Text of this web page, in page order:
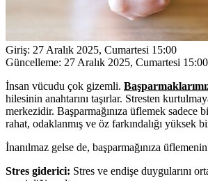
Giriş: 27 Aralık 2025, Cumartesi 15:00
Güncelleme: 27 Aralık 2025, Cumartesi 15:00
İnsan vücudu çok gizemli.
hilesinin anahtarını taşırlar. Stresten
merkezidir. Başparmağınıza üflemek
rahat, odaklanmış ve öz farkındalığı yüksek
İnanılmaz gelse de, başparmağınıza
Stres giderici: Stres ve endişe duygularını